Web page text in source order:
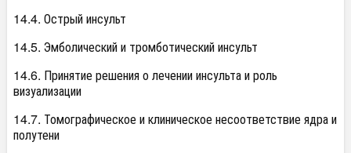
14.4. Острый инсульт
14.5. Эмболический и тромботический инсульт
14.6. Принятие решения о лечении инсульта и роль
визуализации
14.7. Томографическое и клиническое несоответствие ядра и
полутени